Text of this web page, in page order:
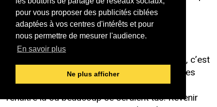
pour vous proposer des publicités ciblées
adaptées à vos centres d'intérêts et pour
nous permettre de mesurer l'audience.
En savoir plus
Ne plus afficher
a toujours privilégié l’émotion à la posture, la
fidélité à l’opportunisme, l’exploration à la
répétition.
Car ce qui fait la beauté tenace de Taï Phong, c’est
cette façon de n’avoir jamais renoncé. Ni à ses
rêves progressifs, ni à sa liberté. D’avoir su
renaître là où beaucoup se seraient tus. Revenir